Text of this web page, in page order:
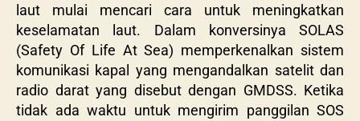
laut mulai mencari cara untuk meningkatkan
keselamatan laut. Dalam konversinya SOLAS
(Safety Of Life At Sea) memperkenalkan sistem
komunikasi kapal yang mengandalkan satelit dan
radio darat yang disebut dengan GMDSS. Ketika
tidak ada waktu untuk mengirim panggilan SOS